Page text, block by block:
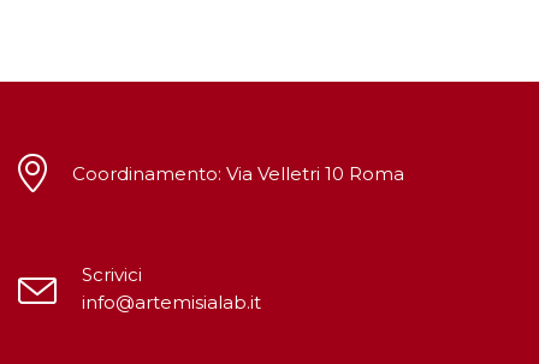
Coordinamento: Via Velletri 10 Roma
Scrivici
info@artemisialab.it